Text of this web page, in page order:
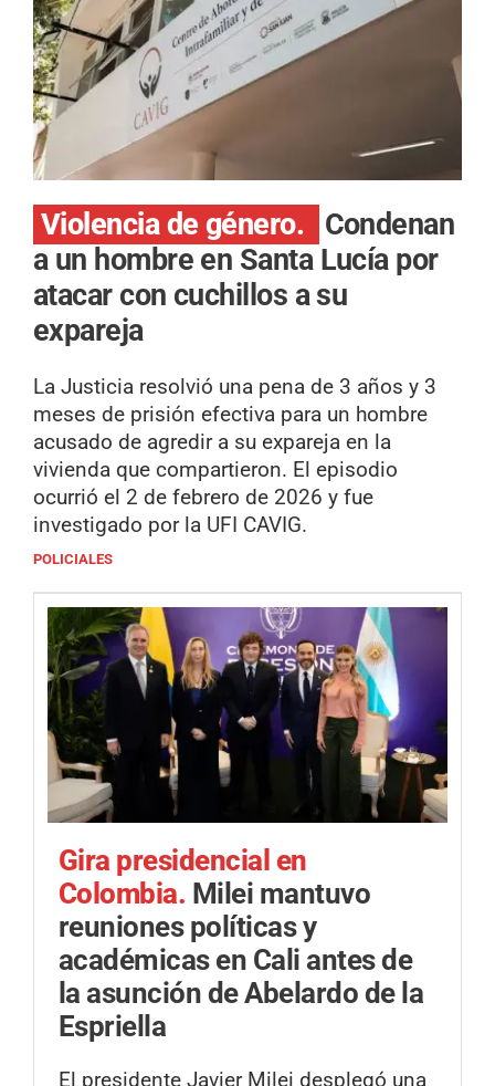
Violencia de género.
Condenan
a un hombre en Santa Lucía por
atacar con cuchillos a su
expareja
La Justicia resolvió una pena de 3 años y 3
meses de prisión efectiva para un hombre
acusado de agredir a su expareja en la
vivienda que compartieron. El episodio
ocurrió el 2 de febrero de 2026 y fue
investigado por la UFI CAVIG.
POLICIALES
Gira presidencial en
Colombia. Milei mantuvo
reuniones políticas y
académicas en Cali antes de
la asunción de Abelardo de la
Espriella
El presidente Javier Milei desplegó una